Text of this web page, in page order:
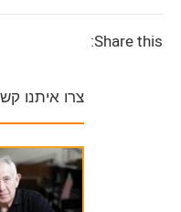
Share this:
צרו איתנו